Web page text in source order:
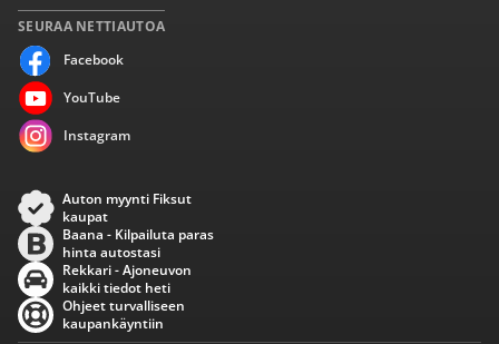
SEURAA NETTIAUTOA
Facebook
YouTube
Instagram
Auton myynti Fiksut
kaupat
Baana - Kilpailuta paras
hinta autostasi
Rekkari - Ajoneuvon
kaikki tiedot heti
Ohjeet turvalliseen
kaupankäyntiin